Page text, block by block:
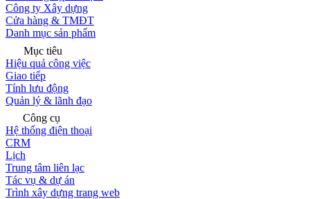
Công ty Xây dựng
Cửa hàng & TMĐT
Danh mục sản phẩm
Mục tiêu
Hiệu quả công việc
Giao tiếp
Tính lưu động
Quản lý & lãnh đạo
Công cụ
Hệ thống điện thoại
CRM
Lịch
Trung tâm liên lạc
Tác vụ & dự án
Trình xây dựng trang web